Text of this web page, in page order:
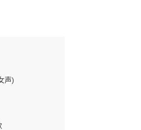
声)